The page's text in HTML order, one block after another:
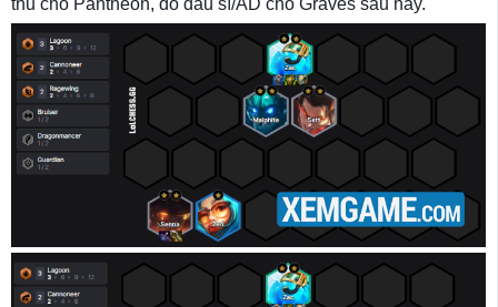
thủ cho Pantheon, đồ đấu sĩ/AD cho Graves sau này.